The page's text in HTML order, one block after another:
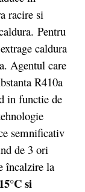
racire si
Pentru
caldura
Agentul care
R410a
in functie de
semnificativ
de 3 ori
încalzire la
si